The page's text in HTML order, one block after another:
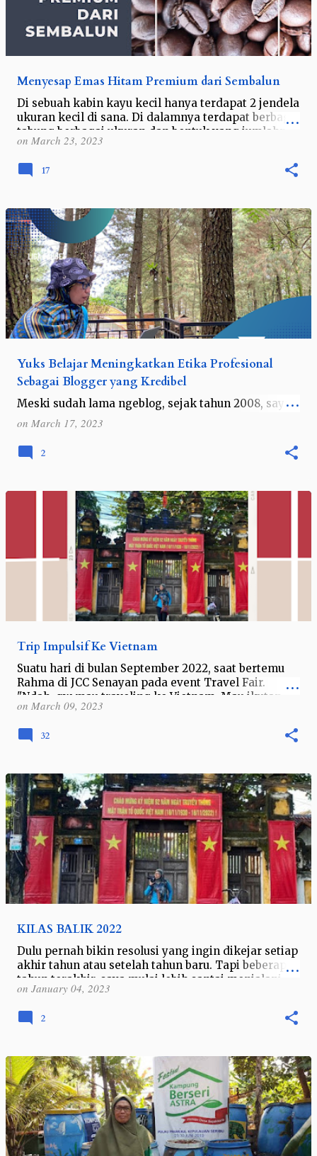
Menyesap Emas Hitam Premium dari Sembalun
Di sebuah kabin kayu kecil hanya terdapat 2 jendela
ukuran kecil di sana. Di dalamnya terdapat berbagai
tabung berbagai ukuran dan bentuk yang jumlahnya
mencapai puluhan. Begitu k…
on March 23, 2023
17
Yuks Belajar Meningkatkan Etika Profesional
Sebagai Blogger yang Kredibel
Meski sudah lama ngeblog, sejak tahun 2008, saya
tergolong blogger yang jalan sendirian, belum
bergabung di komunitas, jarang blogwalking, tidak
mengenal SEO blog dan tidak ada pe…
on March 17, 2023
2
Trip Impulsif Ke Vietnam
Suatu hari di bulan September 2022, saat bertemu
Rahma di JCC Senayan pada event Travel Fair.
"Ndah, gw mau traveling ke Vietnam. Mau ikutan
gak?" "Sama siapa aja?…
on March 09, 2023
32
KILAS BALIK 2022
Dulu pernah bikin resolusi yang ingin dikejar setiap
akhir tahun atau setelah tahun baru. Tapi beberapa
tahun terakhir, saya mulai lebih santai menjalani
hidup, terutama sejak pan…
on January 04, 2023
2